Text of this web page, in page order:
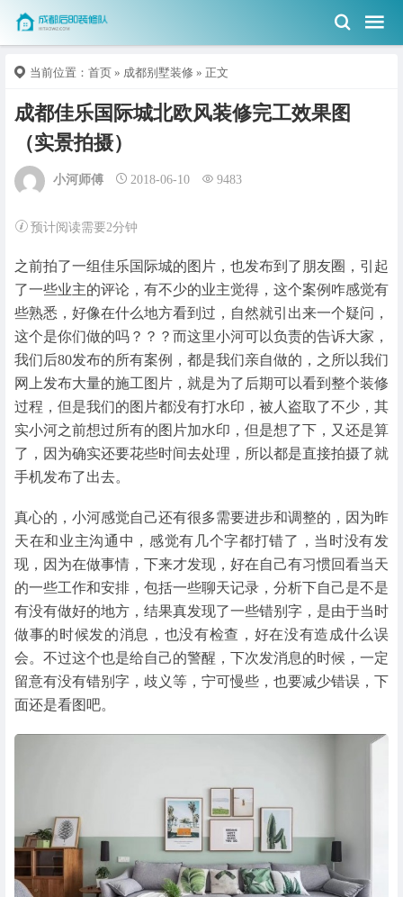
当前位置： 首页 » 成都别墅装修 » 正文
成都佳乐国际城北欧风装修完工效果图
（实景拍摄）
小河师傅 2018-06-10 9483
预计阅读需要2分钟
之前拍了一组佳乐国际城的图片，也发布到了朋友圈，引起
了一些业主的评论，有不少的业主觉得，这个案例咋感觉有
些熟悉，好像在什么地方看到过，自然就引出来一个疑问，
这个是你们做的吗？？？而这里小河可以负责的告诉大家，
我们后80发布的所有案例，都是我们亲自做的，之所以我们
网上发布大量的施工图片，就是为了后期可以看到整个装修
过程，但是我们的图片都没有打水印，被人盗取了不少，其
实小河之前想过所有的图片加水印，但是想了下，又还是算
了，因为确实还要花些时间去处理，所以都是直接拍摄了就
手机发布了出去。
真心的，小河感觉自己还有很多需要进步和调整的，因为昨
天在和业主沟通中，感觉有几个字都打错了，当时没有发
现，因为在做事情，下来才发现，好在自己有习惯回看当天
的一些工作和安排，包括一些聊天记录，分析下自己是不是
有没有做好的地方，结果真发现了一些错别字，是由于当时
做事的时候发的消息，也没有检查，好在没有造成什么误
会。不过这个也是给自己的警醒，下次发消息的时候，一定
留意有没有错别字，歧义等，宁可慢些，也要减少错误，下
面还是看图吧。